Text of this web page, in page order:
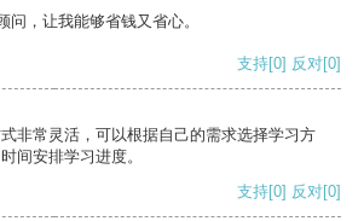
问，让我能够省钱又省心。
支持[0] 反对[0]
非常灵活，可以根据自己的需求选择学习方
间安排学习进度。
支持[0] 反对[0]